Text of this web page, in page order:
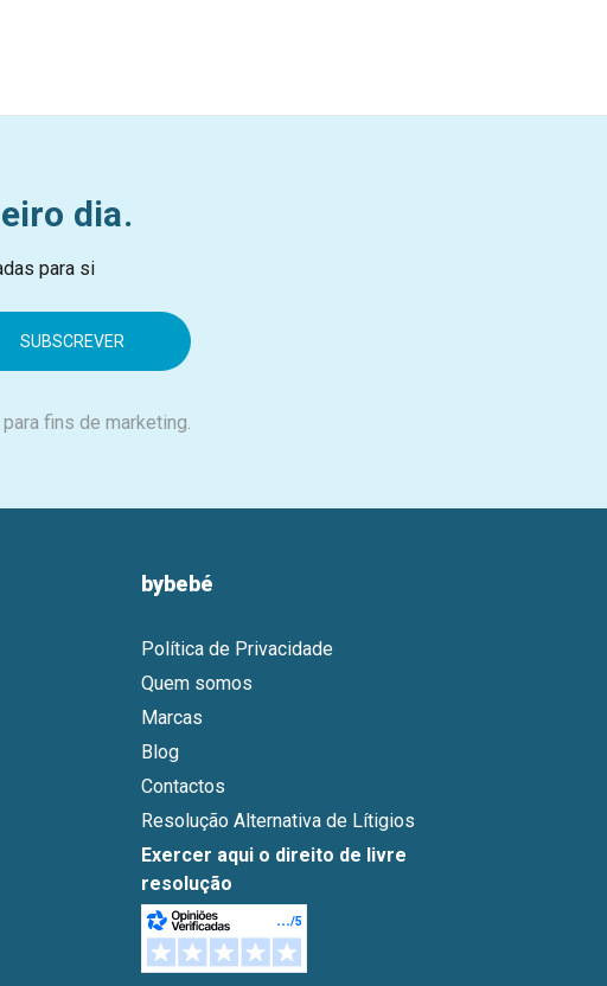
dia.
para si
fins de marketing.
bybebé
Política de Privacidade
Quem somos
Marcas
Blog
Contactos
Resolução Alternativa de Lítigios
Exercer aqui o direito de livre
resolução